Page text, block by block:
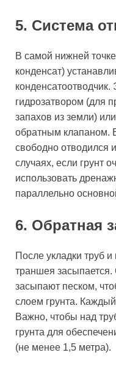
5. Система
В самой нижней
конденсат)
гидрозатвором (для
запахов из земли)
обратным клапаном.
свободно отводился
случаях, если грунт
использовать
параллельно
6. Обратная
После укладки труб и
траншея засыпается.
засыпают песком,
слоем грунта.
Важно, чтобы над
грунта для
(не менее 1,5 метра).